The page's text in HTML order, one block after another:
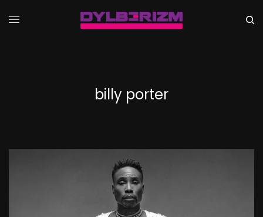
billy porter